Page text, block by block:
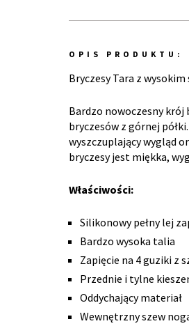
OPIS PRODUKTU:
Bryczesy Tara z
Bardzo nowoczesny krój
bryczesów z górnej
wyszczuplający wygląd
bryczesy jest miękka,
Właściwości:
Silikonowy pełny lej
Bardzo wysoka talia
Zapięcie na 4 guziki z
Przednie i tylne
Oddychający materiał
Wewnętrzny szew